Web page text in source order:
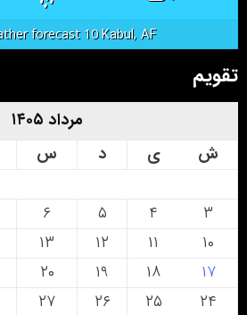
Kabul, AF
10 days weather forecast ▸
تقویم
مرداد ۱۴۰۵
ش
ی د س
۳
۴ ۵ ۶
۱۰
۱۱ ۱۲ ۱۳
۱۷
۱۸ ۱۹ ۲۰
۲۴
۲۵ ۲۶ ۲۷